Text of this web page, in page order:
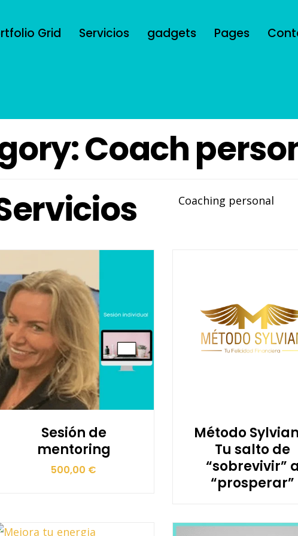
Grid Servicios gadgets Pages
Coach
Coaching personal
Sesión de
mentoring
500,00 €
Método
Tu salto de
“sobrevivir” a
“prosperar”